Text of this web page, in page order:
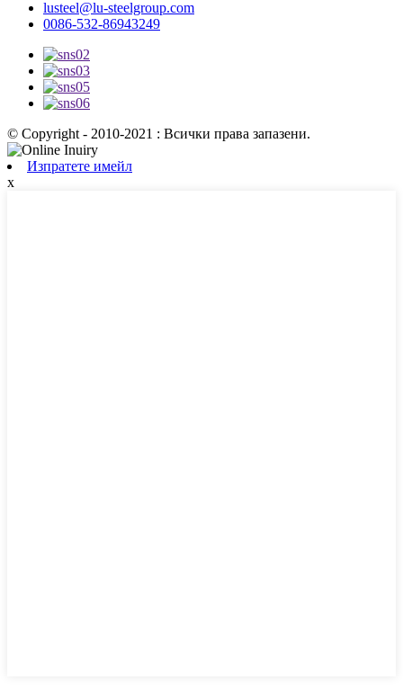
lusteel@lu-steelgroup.com
0086-532-86943249
© Copyright - 2010-2021 : Всички права запазени.
Изпратете имейл
x